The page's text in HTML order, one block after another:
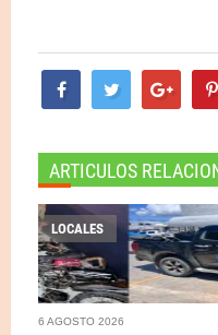
ARTICULOS
LOCALES
6 AGOSTO 2026